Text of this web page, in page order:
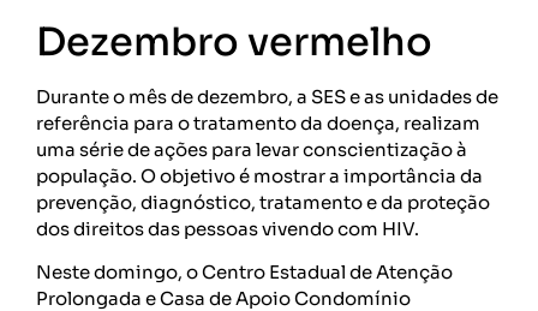
Dezembro vermelho
Durante o mês de dezembro, a SES e as unidades de
referência para o tratamento da doença, realizam
uma série de ações para levar conscientização à
população. O objetivo é mostrar a importância da
prevenção, diagnóstico, tratamento e da proteção
dos direitos das pessoas vivendo com HIV.
Neste domingo, o Centro Estadual de Atenção
Prolongada e Casa de Apoio Condomínio